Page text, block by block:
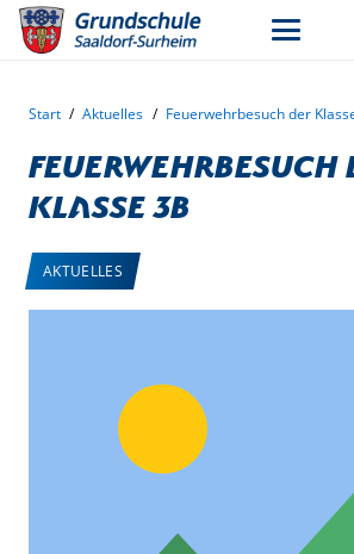
Start / Aktuelles / Feuerwehrbesuch der
Feuerwehrbesuch
Klasse 3b
AKTUELLES